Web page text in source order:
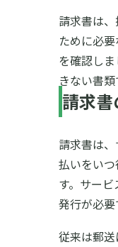
請求書は
ために必
を確認し
きない書類
請求書
請求書は
払いをい
す。サー
発行が必要
従来は郵